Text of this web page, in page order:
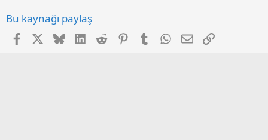
Bu kaynağı paylaş
Facebook BlueskyLinkedInReddit PinterestTumblr WhatsApp
E-postaLink